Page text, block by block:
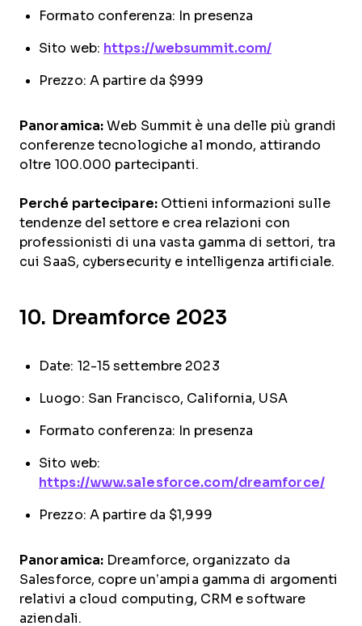
Formato conferenza: In presenza
Sito web: https://websummit.com/
Prezzo: A partire da $999
Panoramica:Web Summit è una delle più grandi
conferenze tecnologiche al mondo, attirando
oltre 100.000 partecipanti.
Perché partecipare: Ottieni informazioni sulle
tendenze del settore e crea relazioni con
professionisti di una vasta gamma di settori, tra
cui SaaS, cybersecurity e intelligenza artificiale.
10. Dreamforce 2023
Date: 12-15 settembre 2023
Luogo: San Francisco, California, USA
Formato conferenza: In presenza
Sito web:
https://www.salesforce.com/dreamforce/
Prezzo: A partire da $1,999
Panoramica: Dreamforce, organizzato da
Salesforce, copre un’ampia gamma di argomenti
relativi a cloud computing, CRM e software
aziendali.